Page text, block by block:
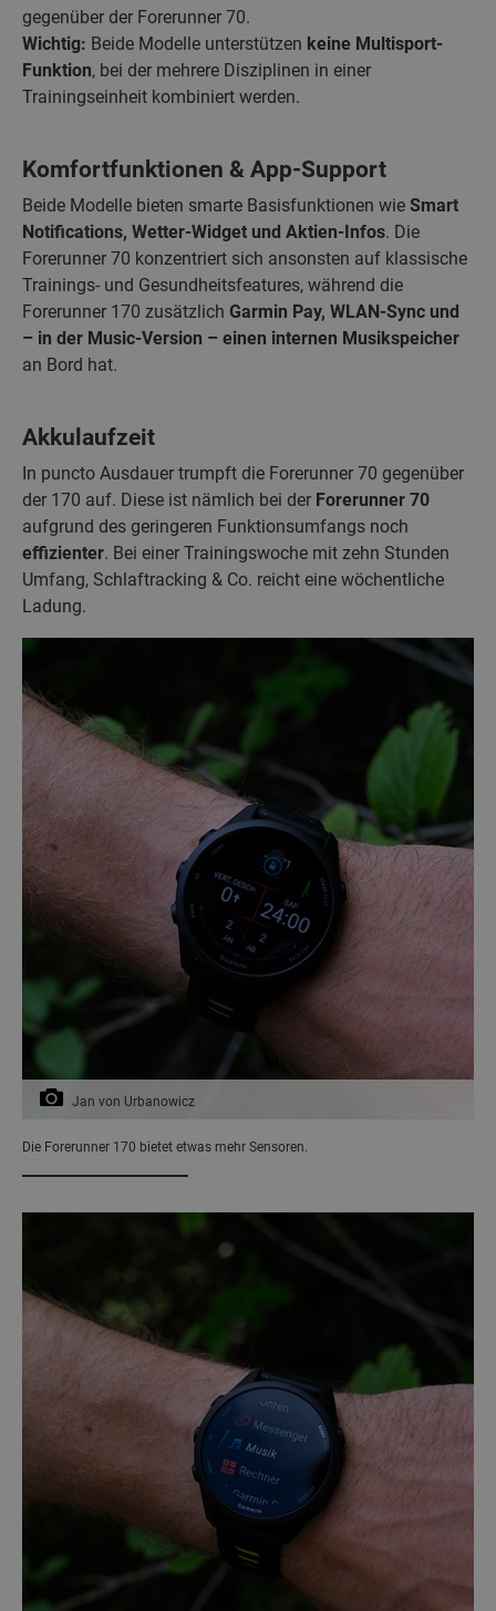
gegenüber der Forerunner 70.
Wichtig: Beide Modelle unterstützen keine Multisport-
Funktion, bei der mehrere Disziplinen in einer
Trainingseinheit kombiniert werden.
Komfortfunktionen & App-Support
Beide Modelle bieten smarte Basisfunktionen wie Smart
Notifications, Wetter-Widget und Aktien-Infos. Die
Forerunner 70 konzentriert sich ansonsten auf klassische
Trainings- und Gesundheitsfeatures, während die
Forerunner 170 zusätzlich Garmin Pay, WLAN-Sync und
– in der Music-Version – einen internen Musikspeicher
an Bord hat.
Akkulaufzeit
In puncto Ausdauer trumpft die Forerunner 70 gegenüber
der 170 auf. Diese ist nämlich bei der Forerunner 70
aufgrund des geringeren Funktionsumfangs noch
effizienter. Bei einer Trainingswoche mit zehn Stunden
Umfang, Schlaftracking & Co. reicht eine wöchentliche
Ladung.
Jan von Urbanowicz
Die Forerunner 170 bietet etwas mehr Sensoren.